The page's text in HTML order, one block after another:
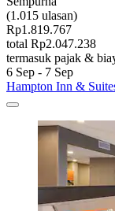
(1.015 ulasan)
Rp1.819.767
total Rp2.047.238
termasuk pajak &
6 Sep - 7 Sep
Hampton Inn &